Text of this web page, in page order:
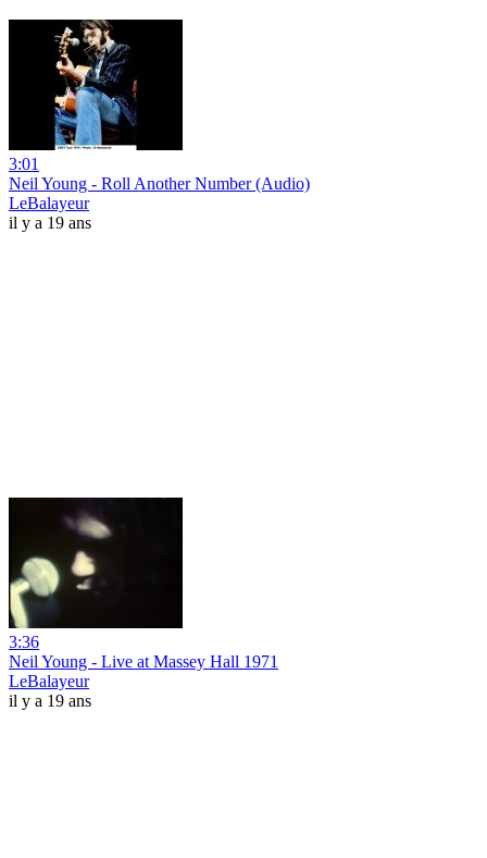
3:01
Neil Young - Roll Another Number (Audio)
LeBalayeur
il y a 19 ans
3:36
Neil Young - Live at Massey Hall 1971
LeBalayeur
il y a 19 ans